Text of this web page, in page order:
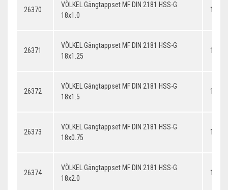
26370
VÖLKEL Gängtappset MF DIN 2181 HSS-G
18x1.0
26371
VÖLKEL Gängtappset MF DIN 2181 HSS-G
18x1.25
26372
VÖLKEL Gängtappset MF DIN 2181 HSS-G
18x1.5
26373
VÖLKEL Gängtappset MF DIN 2181 HSS-G
18x0.75
26374
VÖLKEL Gängtappset MF DIN 2181 HSS-G
18x2.0